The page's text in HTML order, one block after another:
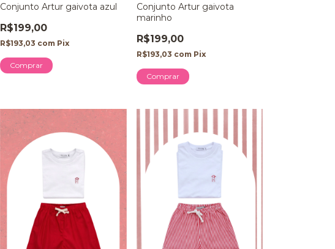
Conjunto Artur gaivota azul
R$199,00
R$193,03 com Pix
Comprar
Conjunto Artur gaivota
marinho
R$199,00
R$193,03 com Pix
Comprar